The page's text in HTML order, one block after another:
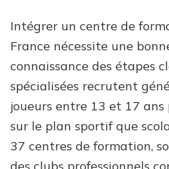
Intégrer un centre de
France nécessite une
connaissance des étapes
spécialisées recrutent
joueurs entre 13 et 17
sur le plan sportif que
37 centres de formation,
des clubs professionnels